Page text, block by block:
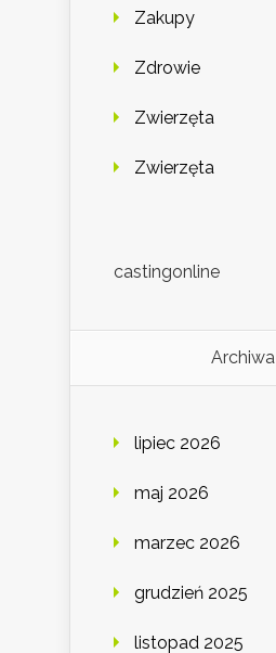
Zakupy
Zdrowie
Zwierzęta
Zwierzęta
castingonline
Archiwa
lipiec 2026
maj 2026
marzec 2026
grudzień 2025
listopad 2025